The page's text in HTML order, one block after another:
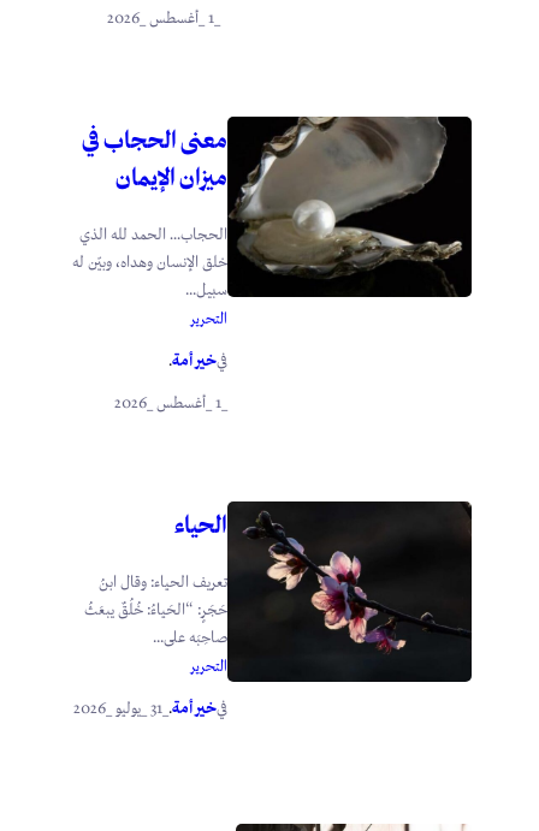
_1 _أغسطس _2026
معنى الحجاب في
ميزان الإيمان
الحجاب… الحمد لله الذي
خلق الإنسان وهداه، وبيّن له
سبيل...
التحرير
فيخير أمة.
_1 _أغسطس _2026
الحياء
تعريف الحياء: وقال ابنُ
حَجَرٍ: “الحَياءُ: خُلُقٌ يبعَثُ
صاحِبَه على...
التحرير
فيخير أمة.